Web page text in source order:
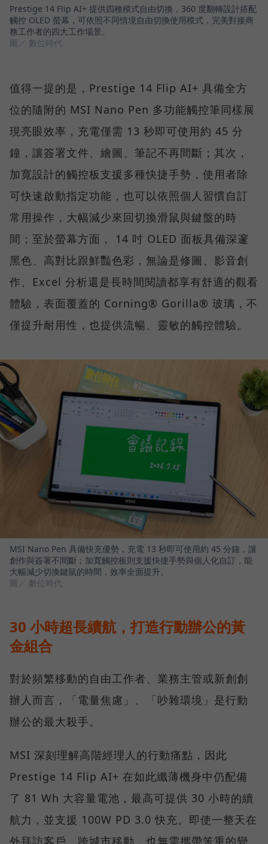
Prestige 14 Flip AI+ 提供四種模式自由切換，360 度翻轉設計搭配
觸控 OLED 螢幕，可依照不同情境自由切換使用模式，完美對接商
務工作者的四大工作場景。
圖／ 數位時代
值得一提的是，Prestige 14 Flip AI+ 具備全方
位的隨附的 MSI Nano Pen 多功能觸控筆同樣展
現亮眼效率，充電僅需 13 秒即可使用約 45 分
鐘，讓簽署文件、繪圖、筆記不再間斷；其次，
加寬設計的觸控板支援多種快捷手勢，使用者除
可快速啟動指定功能，也可以依照個人習慣自訂
常用操作，大幅減少來回切換滑鼠與鍵盤的時
間；至於螢幕方面， 14 吋 OLED 面板具備深邃
黑色、高對比跟鮮豔色彩，無論是修圖、影音創
作、Excel 分析還是長時間閱讀都享有舒適的觀看
體驗，表面覆蓋的 Corning® Gorilla® 玻璃，不
僅提升耐用性，也提供流暢、靈敏的觸控體驗。
MSI Nano Pen 具備快充優勢，充電 13 秒即可使用約 45 分鐘，讓
創作與簽署不間斷；加寬觸控板則支援快捷手勢與個人化自訂，能
大幅減少切換鍵鼠的時間，效率全面提升。
圖／ 數位時代
30 小時超長續航，打造行動辦公的黃
金組合
對於頻繁移動的自由工作者、業務主管或新創創
辦人而言，「電量焦慮」、「吵雜環境」是行動
辦公的最大殺手。
MSI 深刻理解高階經理人的行動痛點，因此
Prestige 14 Flip AI+ 在如此纖薄機身中仍配備
了 81 Wh 大容量電池，最高可提供 30 小時的續
航力，並支援 100W PD 3.0 快充。即使一整天在
外拜訪客戶、跨城市移動，也無需攜帶笨重的變